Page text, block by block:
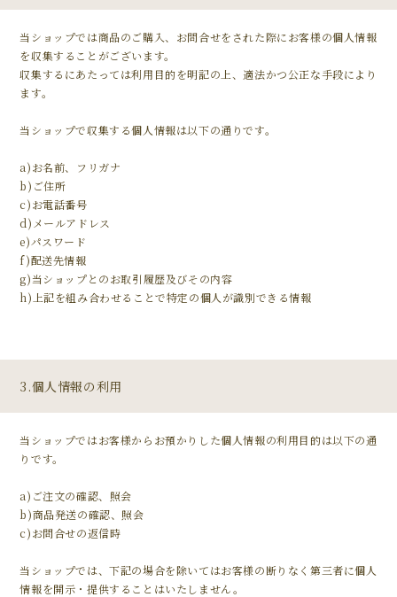
当ショップでは商品のご購入、お問合せをされた際にお客様の個人情報
を収集することがございます。
収集するにあたっては利用目的を明記の上、適法かつ公正な手段により
ます。
当ショップで収集する個人情報は以下の通りです。
a)お名前、フリガナ
b)ご住所
c)お電話番号
d)メールアドレス
e)パスワード
f)配送先情報
g)当ショップとのお取引履歴及びその内容
h)上記を組み合わせることで特定の個人が識別できる情報
3.個人情報の利用
当ショップではお客様からお預かりした個人情報の利用目的は以下の通
りです。
a)ご注文の確認、照会
b)商品発送の確認、照会
c)お問合せの返信時
当ショップでは、下記の場合を除いてはお客様の断りなく第三者に個人
情報を開示・提供することはいたしません。